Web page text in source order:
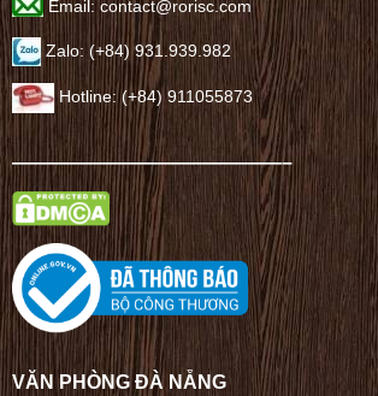
Email: contact@rorisc.com
Zalo: (+84) 931.939.982
Hotline: (+84) 911055873
——————————————–
VĂN PHÒNG ĐÀ NẴNG